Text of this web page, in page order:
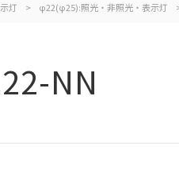
灯 > φ22(φ25):照光・非照光・表示灯
NN